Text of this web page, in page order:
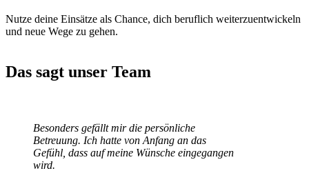
Nutze deine Einsätze als Chance, dich beruflich weiterzuentwickeln
und neue Wege zu gehen.
Das sagt unser Team
Besonders gefällt mir die persönliche
Betreuung. Ich hatte von Anfang an das
Gefühl, dass auf meine Wünsche eingegangen
wird.